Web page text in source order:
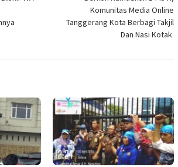
Komunitas Media Online
Tanggerang Kota Berbagi Takjil
Dan Nasi Kotak